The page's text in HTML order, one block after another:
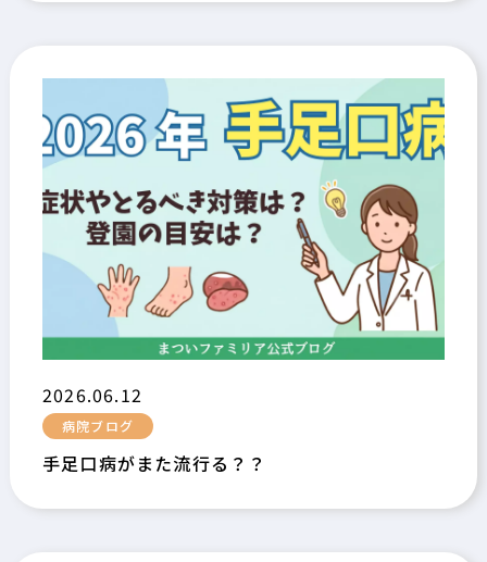
2026.06.12
病院ブログ
手足口病がまた流行る？？